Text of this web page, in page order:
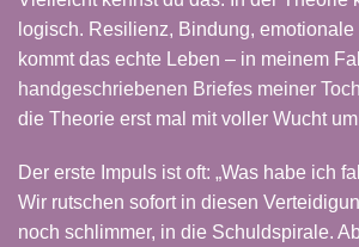
logisch. Resilienz, Bindung,
kommt das echte Leben – in meinem
handgeschriebenen Briefes meiner
die Theorie erst mal mit voller Wucht
Der erste Impuls ist oft: „Was habe ich
Wir rutschen sofort in diesen
noch schlimmer, in die Schuldspirale.